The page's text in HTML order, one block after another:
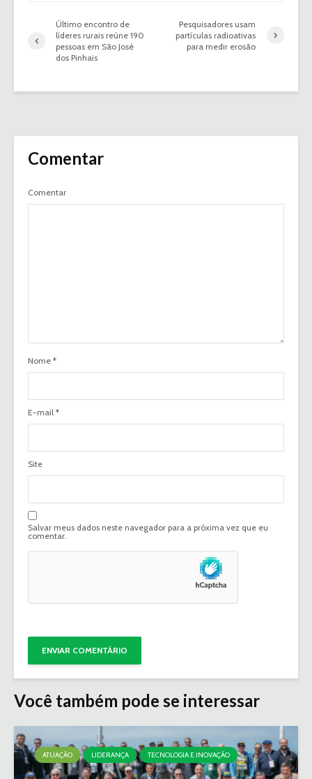
Último encontro de
líderes rurais reúne 190
pessoas em São José
dos Pinhais
Pesquisadores usam
partículas radioativas
para medir erosão
Comentar
Comentar
Nome *
E-mail *
Site
Salvar meus dados neste navegador para a próxima vez que eu
comentar.
Você também pode se interessar
ATUAÇÃO LIDERANÇA TECNOLOGIA E INOVAÇÃO